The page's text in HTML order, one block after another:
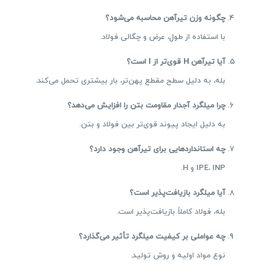
چگونه وزن تیرآهن محاسبه می‌شود؟
با استفاده از طول، عرض و چگالی فولاد.
آیا تیرآهن H قوی‌تر از I است؟
بله، به دلیل سطح مقطع پهن‌تر، بار بیشتری تحمل می‌کند.
چرا میلگرد آجدار مقاومت بتن را افزایش می‌دهد؟
به دلیل ایجاد پیوند قوی‌تر بین فولاد و بتن.
چه استانداردهایی برای تیرآهن وجود دارد؟
IPE، INP و H.
آیا میلگرد بازیافت‌پذیر است؟
بله، فولاد کاملاً بازیافت‌پذیر است.
چه عواملی بر کیفیت میلگرد تأثیر می‌گذارد؟
نوع مواد اولیه و روش تولید.